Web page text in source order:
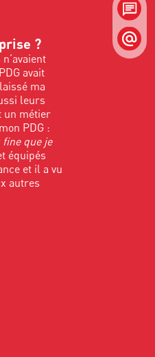
?
avait
ma
leurs
un métier
PDG :
que je
équipés
et il a vu
autres